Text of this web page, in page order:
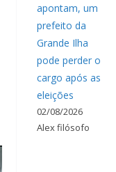
apontam, um
prefeito da
Grande Ilha
pode perder o
cargo após as
eleições
02/08/2026
Alex filósofo